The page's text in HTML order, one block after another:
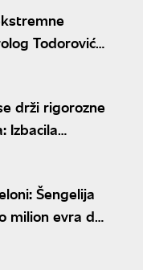
Todorović
vreme
drži rigorozne
Izbacila
i gluten
Šengelija
milion evra da